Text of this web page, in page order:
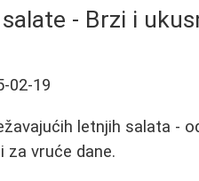
- Brzi i
02-19
letnjih salata -
za vruće dane.